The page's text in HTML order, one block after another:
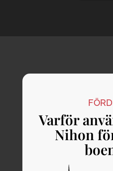
Varför
Nihon